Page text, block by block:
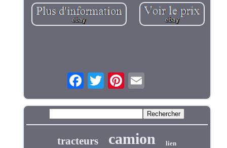
tracteurs camion lien